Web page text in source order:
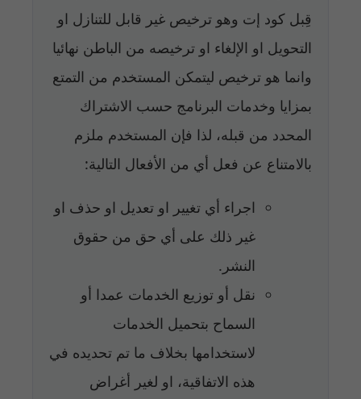
قِبل كود إت وهو ترخيص غير قابل للتنازل او
التحويل او الإلغاء او ترخيصه من الباطن نهائيا
وانما هو ترخيص ليتمكن المستخدم من التمتع
بمزايا وخدمات البرنامج حسب الاشتراك
المحدد من قبله، لذا فإن المستخدم ملزم
بالامتناع عن فعل أي من الأفعال التالية:
اجراء أي تغيير او تعديل او حذف او
غير ذلك على أي حق من حقوق
النشر.
نقل أو توزيع الخدمات عمدا أو
السماح بتحميل الخدمات
لاستخدامها بخلاف ما تم تحديده في
هذه الاتفاقية، او لغير أغراض